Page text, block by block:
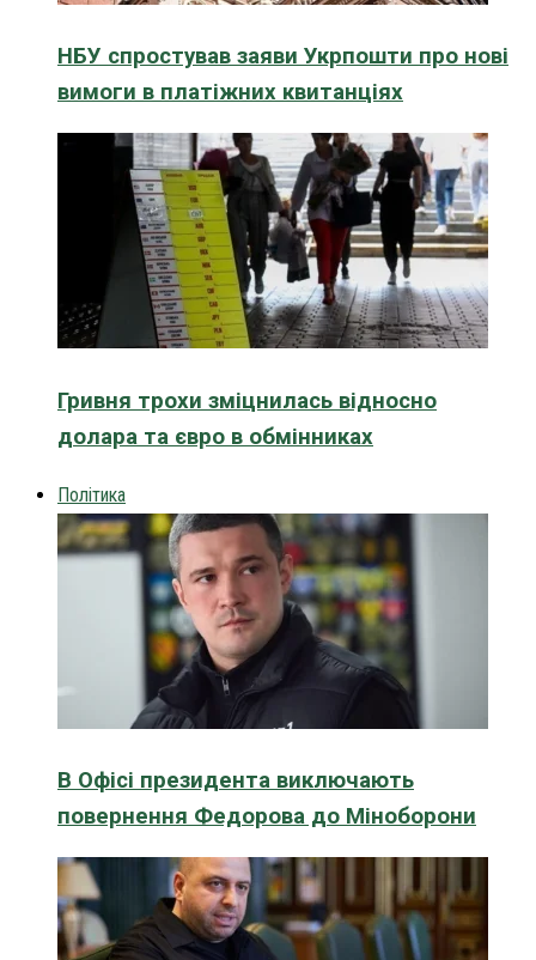
НБУ спростував заяви Укрпошти про нові
вимоги в платіжних квитанціях
Гривня трохи зміцнилась відносно
долара та євро в обмінниках
Політика
В Офісі президента виключають
повернення Федорова до Міноборони